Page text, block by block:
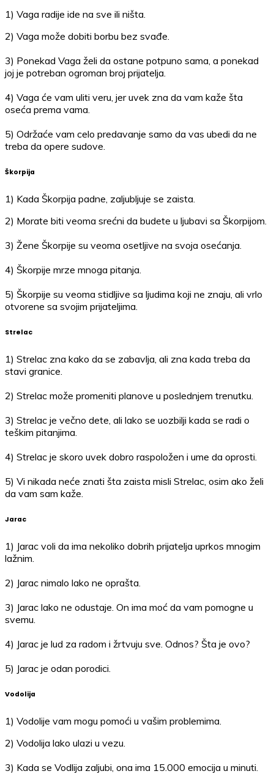
1) Vaga radije ide na sve ili ništa.
2) Vaga može dobiti borbu bez svađe.
3) Ponekad Vaga želi da ostane potpuno sama, a ponekad
joj je potreban ogroman broj prijatelja.
4) Vaga će vam uliti veru, jer uvek zna da vam kaže šta
oseća prema vama.
5) Održaće vam celo predavanje samo da vas ubedi da ne
treba da opere sudove.
Škorpija
1) Kada Škorpija padne, zaljubljuje se zaista.
2) Morate biti veoma srećni da budete u ljubavi sa Škorpijom.
3) Žene Škorpije su veoma osetljive na svoja osećanja.
4) Škorpije mrze mnoga pitanja.
5) Škorpije su veoma stidljive sa ljudima koji ne znaju, ali vrlo
otvorene sa svojim prijateljima.
Strelac
1) Strelac zna kako da se zabavlja, ali zna kada treba da
stavi granice.
2) Strelac može promeniti planove u poslednjem trenutku.
3) Strelac je večno dete, ali lako se uozbilji kada se radi o
teškim pitanjima.
4) Strelac je skoro uvek dobro raspoložen i ume da oprosti.
5) Vi nikada neće znati šta zaista misli Strelac, osim ako želi
da vam sam kaže.
Jarac
1) Jarac voli da ima nekoliko dobrih prijatelja uprkos mnogim
lažnim.
2) Jarac nimalo lako ne oprašta.
3) Jarac lako ne odustaje. On ima moć da vam pomogne u
svemu.
4) Jarac je lud za radom i žrtvuju sve. Odnos? Šta je ovo?
5) Jarac je odan porodici.
Vodolija
1) Vodolije vam mogu pomoći u vašim problemima.
2) Vodolija lako ulazi u vezu.
3) Kada se Vodlija zaljubi, ona ima 15.000 emocija u minuti.